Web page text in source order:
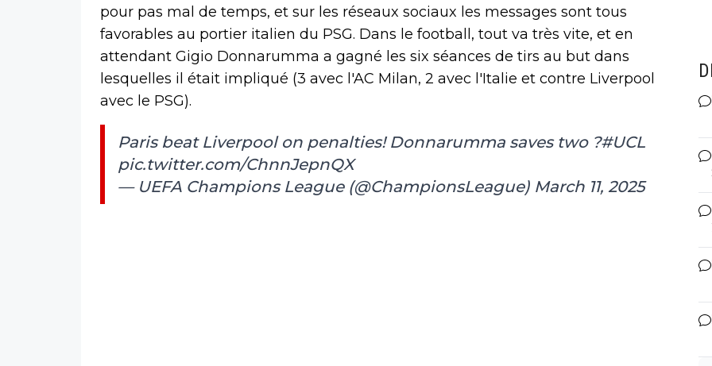
pour pas mal de temps, et sur les réseaux sociaux les messages sont tous
favorables au portier italien du PSG. Dans le football, tout va très vite, et en
attendant Gigio Donnarumma a gagné les six séances de tirs au but dans
lesquelles il était impliqué (3 avec l'AC Milan, 2 avec l'Italie et contre Liverpool
avec le PSG).
Paris beat Liverpool on penalties! Donnarumma saves two ?#UCL
pic.twitter.com/ChnnJepnQX
— UEFA Champions League (@ChampionsLeague) March 11, 2025